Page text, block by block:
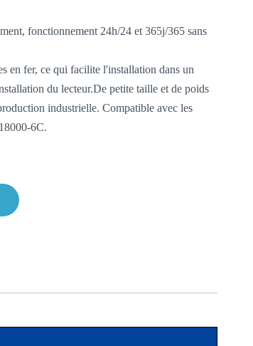
fonctionnement 24h/24 et 365j/365 sans
en fer, ce qui facilite l'installation dans un
du lecteur.De petite taille et de poids
industrielle.Compatible avec les
6C.